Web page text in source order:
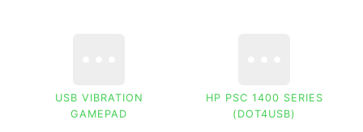
USB VIBRATION
GAMEPAD
HP PSC 1400 SERIES
(DOT4USB)